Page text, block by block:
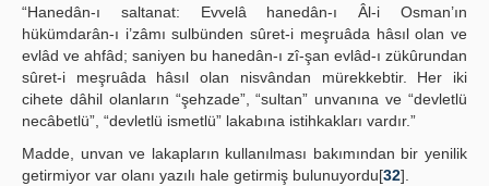
“Hanedân-ı saltanat: Evvelâ hanedân-ı Âl-i Osman’ın
hükümdarân-ı i’zâmı sulbünden sûret-i meşruâda hâsıl olan ve
evlâd ve ahfâd; saniyen bu hanedân-ı zî-şan evlâd-ı zükûrundan
sûret-i meşruâda hâsıl olan nisvândan mürekkebtir. Her iki
cihete dâhil olanların “şehzade”, “sultan” unvanına ve “devletlü
necâbetlü”, “devletlü ismetlü” lakabına istihkakları vardır.”
Madde, unvan ve lakapların kullanılması bakımından bir yenilik
getirmiyor var olanı yazılı hale getirmiş bulunuyordu[32].